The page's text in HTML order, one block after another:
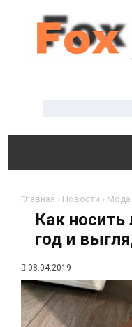
Главная › Новости › Мода
Как
год и
08.04.2019